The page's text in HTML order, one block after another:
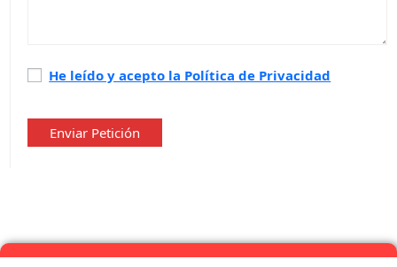
Política
privacidad*
He leído y acepto la Política de Privacidad
Enviar Petición